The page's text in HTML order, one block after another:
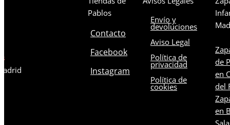
Pablos
Contacto
Facebook
Instagram
Envío y
devoluciones
Aviso Legal
Política de
privacidad
Política de
cookies
de
en
del
en